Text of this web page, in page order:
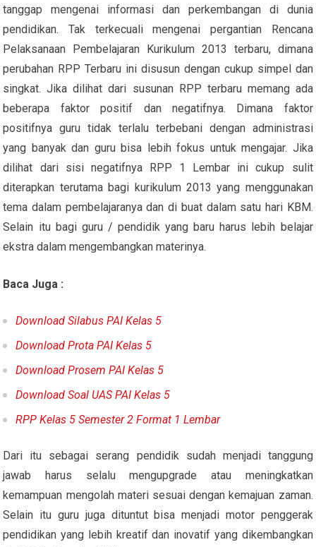
tanggap mengenai informasi dan perkembangan di dunia
pendidikan. Tak terkecuali mengenai pergantian Rencana
Pelaksanaan Pembelajaran Kurikulum 2013 terbaru, dimana
perubahan RPP Terbaru ini disusun dengan cukup simpel dan
singkat. Jika dilihat dari susunan RPP terbaru memang ada
beberapa faktor positif dan negatifnya. Dimana faktor
positifnya guru tidak terlalu terbebani dengan administrasi
yang banyak dan guru bisa lebih fokus untuk mengajar. Jika
dilihat dari sisi negatifnya RPP 1 Lembar ini cukup sulit
diterapkan terutama bagi kurikulum 2013 yang menggunakan
tema dalam pembelajaranya dan di buat dalam satu hari KBM.
Selain itu bagi guru / pendidik yang baru harus lebih belajar
ekstra dalam mengembangkan materinya.
Baca Juga :
Download Silabus PAI Kelas 5
Download Prota PAI Kelas 5
Download Prosem PAI Kelas 5
Download Soal UAS PAI Kelas 5
RPP Kelas 5 Semester 2 Format 1 Lembar
Dari itu sebagai serang pendidik sudah menjadi tanggung
jawab harus selalu mengupgrade atau meningkatkan
kemampuan mengolah materi sesuai dengan kemajuan zaman.
Selain itu guru juga dituntut bisa menjadi motor penggerak
pendidikan yang lebih kreatif dan inovatif yang dikembangkan